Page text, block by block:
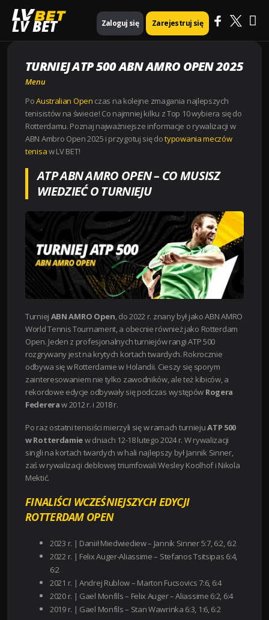
LV BET Zaloguj się Zarejestruj się
Strona główna TURNIEJ ATP 500 ABN AMRO OPEN 2025
TURNIEJ ATP 500 ABN AMRO OPEN 2025
Menu
PoAustralian Open czas na kolejne zmagania najlepszych
tenisistów na świecie! Co najmniej kilku z Top 10 wybiera się do
Rotterdamu. Poznaj najważniejsze informacje o rywalizacji w
ABN Ambro Open 2025 i przygotuj się dotypowania meczów
tenisaw LV BET!
ATP ABN AMRO OPEN – CO MUSISZ
WIEDZIEĆ O TURNIEJU
Turniej ABN AMRO Open, do 2022 r. znany był jako ABN AMRO
World Tennis Tournament, a obecnie również jako Rotterdam
Open. Jeden z profesjonalnych turniejów rangi ATP 500
rozgrywany jest na krytych kortach twardych. Rokrocznie
odbywa się w Rotterdamie w Holandii. Cieszy się sporym
zainteresowaniem nie tylko zawodników, ale też kibiców, a
rekordowe edycje odbywały się podczas występów Rogera
Federeraw 2012 r. i 2018 r.
Po raz ostatni tenisiści mierzyli się w ramach turniejuATP 500
w Rotterdamiew dniach 12-18 lutego 2024 r. W rywalizacji
singli na kortach twardych w hali najlepszy był Jannik Sinner,
zaś w rywalizacji deblowej triumfowali Wesley Koolhof i Nikola
Mektić.
FINALIŚCI WCZEŚNIEJSZYCH EDYCJI
ROTTERDAM OPEN
2023 r. | Daniił Miedwiediew – Jannik Sinner 5:7, 6:2, 6:2
2022 r. | Felix Auger-Aliassime – Stefanos Tsitsipas 6:4,
6:2
2021 r. |Andrej Rublow – Marton Fucsovics 7:6, 6:4
2020 r. | Gael Monfils – Felix Auger – Aliassime 6:2, 6:4
2019 r. | Gael Monfils – Stan Wawrinka 6:3, 1:6, 6:2